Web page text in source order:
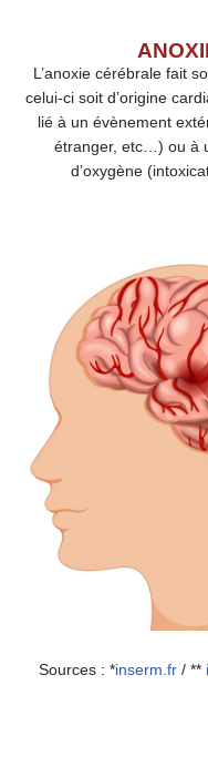
L’anoxie cérébrale fait
celui-ci soit d’origine
lié à un évènement
étranger, etc…) ou à
d’oxygène
Sources : *inserm.fr / **